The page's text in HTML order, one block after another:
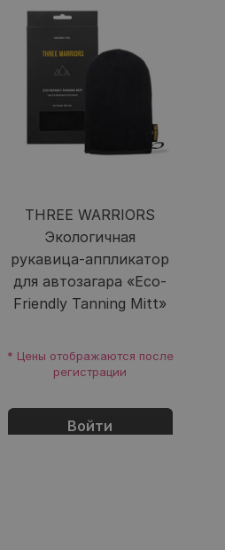
THREE WARRIORS
Экологичная
рукавица-аппликатор
для автозагара «Eco-
Friendly Tanning Mitt»
* Цены отображаются после
регистрации
Войти